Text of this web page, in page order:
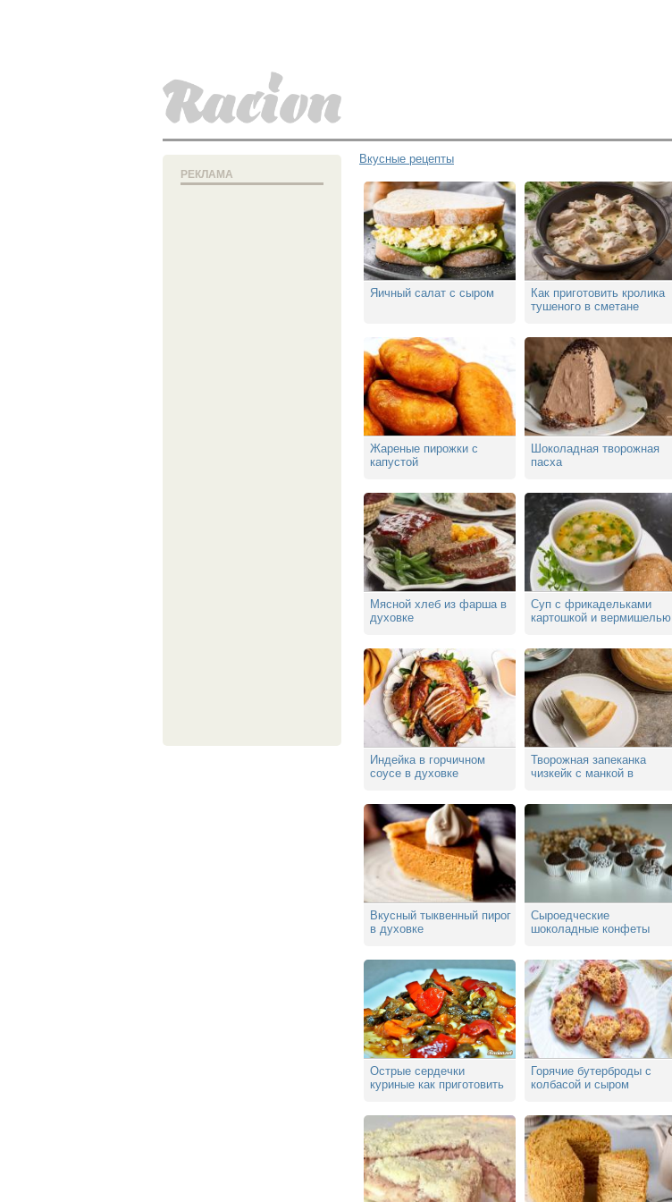
Вкусные рецепты
РЕКЛАМА
Яичный салат с сыром
Как приготовить кролика
тушеного в сметане
Жареные пирожки с
капустой
Шоколадная творожная
пасха
Мясной хлеб из фарша в
духовке
Cуп с фрикадельками
картошкой и вермишелью
Индейка в горчичном
соусе в духовке
Творожная запеканка
чизкейк с манкой в
Вкусный тыквенный пирог
в духовке
Сыроедческие
шоколадные конфеты
Острые сердечки
куриные как приготовить
Горячие бутерброды с
колбасой и сыром